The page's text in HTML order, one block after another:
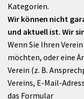
Kategorien.
Wir können nicht
und aktuell ist. Wir
Wenn Sie Ihren
möchten, oder eine
Verein (z. B.
Vereins, E-Mail-
das Formular